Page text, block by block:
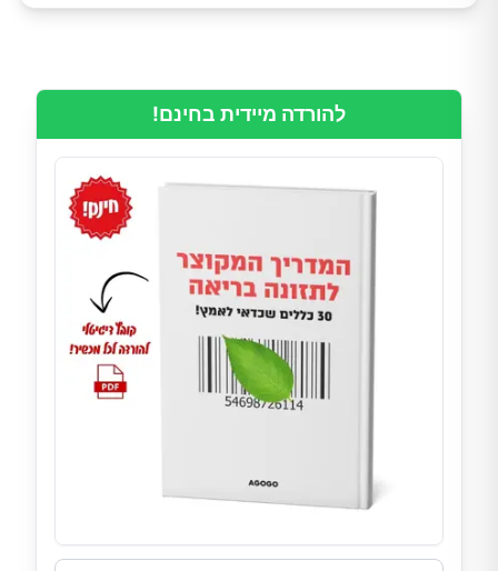
להורדה מיידית בחינם!